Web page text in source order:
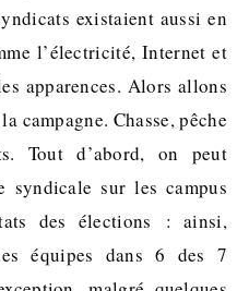
existaient aussi en
l’électricité, Internet et
apparences. Alors allons
campagne. Chasse, pêche
Tout d’abord, on peut
syndicale sur les campus
des élections : ainsi,
équipes dans 6 des 7